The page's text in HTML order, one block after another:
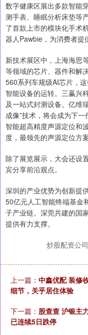
数字健康区展出多款智能
测手表、睡眠分析床垫等
了首款上市的模块化手术
器人Pawbie，为消费者提
新技术展区中，上海海思
等领域的芯片、器件和解
560系列车规级AI芯片，
智能设备的运转。三赢兴
及一站式封测设备。亿维
成像”技术，将会成为下
智能超高精度声源定位和
度，最领先的声源定位方
除了展览展示，大会还设
宾分享前沿观点。
深圳的产业优势为创新提
50亿元人工智能终端基金
子产业链。深莞共建的国
提供有力支撑。
炒股配资公
上一篇： 中鑫优配 装修
细节，关乎居住体验
下一篇： 股查查 沪银主
已连续5日跌停